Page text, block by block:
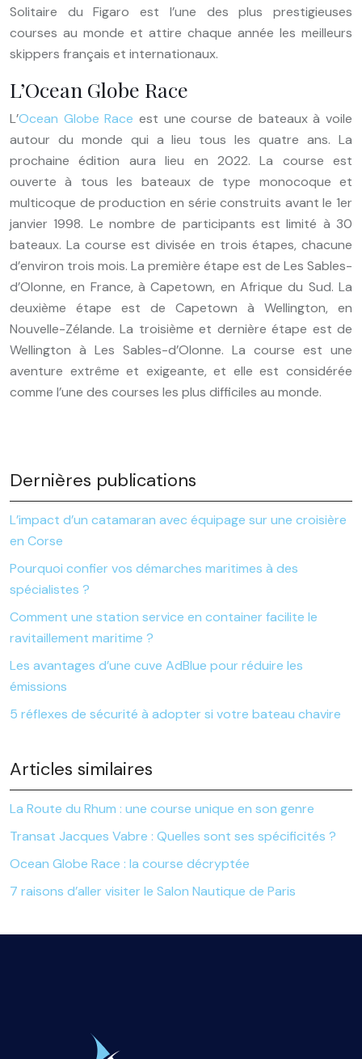
Solitaire du Figaro est l’une des plus prestigieuses
courses au monde et attire chaque année les meilleurs
skippers français et internationaux.
L’Ocean Globe Race
L’Ocean Globe Race est une course de bateaux à voile
autour du monde qui a lieu tous les quatre ans. La
prochaine édition aura lieu en 2022. La course est
ouverte à tous les bateaux de type monocoque et
multicoque de production en série construits avant le 1er
janvier 1998. Le nombre de participants est limité à 30
bateaux. La course est divisée en trois étapes, chacune
d’environ trois mois. La première étape est de Les Sables-
d’Olonne, en France, à Capetown, en Afrique du Sud. La
deuxième étape est de Capetown à Wellington, en
Nouvelle-Zélande. La troisième et dernière étape est de
Wellington à Les Sables-d’Olonne. La course est une
aventure extrême et exigeante, et elle est considérée
comme l’une des courses les plus difficiles au monde.
Dernières publications
L’impact d’un catamaran avec équipage sur une croisière
en Corse
Pourquoi confier vos démarches maritimes à des
spécialistes ?
Comment une station service en container facilite le
ravitaillement maritime ?
Les avantages d’une cuve AdBlue pour réduire les
émissions
5 réflexes de sécurité à adopter si votre bateau chavire
Articles similaires
La Route du Rhum : une course unique en son genre
Transat Jacques Vabre : Quelles sont ses spécificités ?
Ocean Globe Race : la course décryptée
7 raisons d’aller visiter le Salon Nautique de Paris